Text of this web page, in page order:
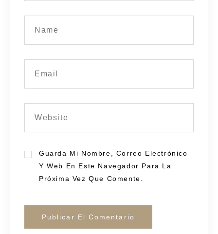
Guarda Mi Nombre, Correo Electrónico
Y Web En Este Navegador Para La
Próxima Vez Que Comente.